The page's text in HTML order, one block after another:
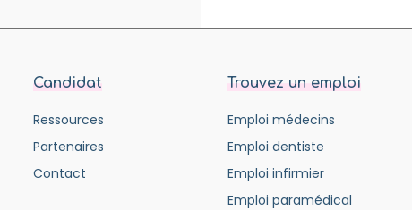
Candidat
Ressources
Partenaires
Contact
Trouvez un emploi
Emploi médecins
Emploi dentiste
Emploi infirmier
Emploi paramédical